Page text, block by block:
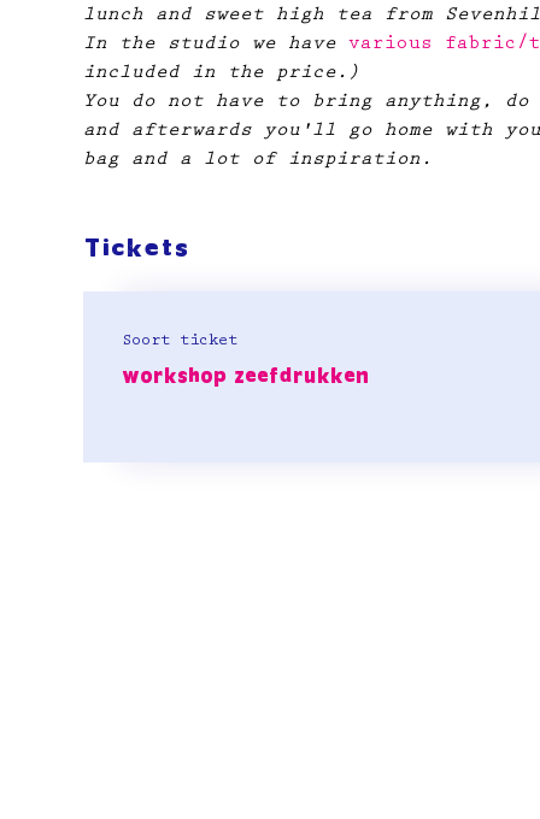
lunch and sweet high tea from
In the studio we have various fabric/
included in the price.)
You do not have to bring anything,
and afterwards you'll go home with
bag and a lot of inspiration.
Tickets
Soort ticket
workshop zeefdrukken